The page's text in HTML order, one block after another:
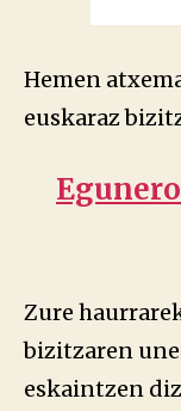
Hemen
euskaraz
Zure
bizitzaren
eskaintzen